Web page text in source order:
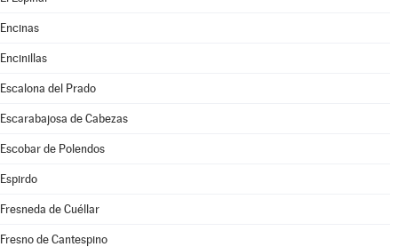
Encinas
Encinillas
Escalona del Prado
Escarabajosa de Cabezas
Escobar de Polendos
Espirdo
Fresneda de Cuéllar
Fresno de Cantespino